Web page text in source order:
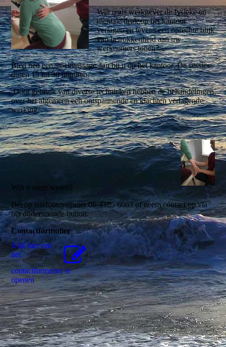
Wilt u als werkgever de fysieke en
mentale druk op het kantoor
verlagen en tevens een oprechte blijk
van betrokkenheid aan uw
werknemers tonen?
Bied hen een stoelmassage aan bij u op het kantoor. De sessies
duren 15 tot 30 minuten.
Door gebruik van diverse technieken hebben de behandelingen
over het algemeen een ontspannende en klachten verlagende
werking.
Wilt u meer weten?
Bel op telefoonnummer 06-4185 6063 of neem contact op via
het onderstaande button.
Contactformulier
Klik hier om
het
contactformulier te
openen